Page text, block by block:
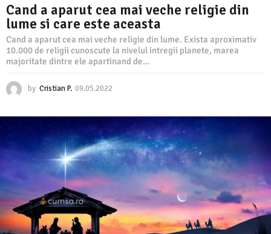
Cand a aparut cea mai veche religie din
lume si care este aceasta
Cand a aparut cea mai veche religie din lume. Exista aproximativ
10.000 de religii cunoscute la nivelul intregii planete, marea
majoritate dintre ele apartinand de...
by Cristian P. 09.05.2022
0
5
.
2
2